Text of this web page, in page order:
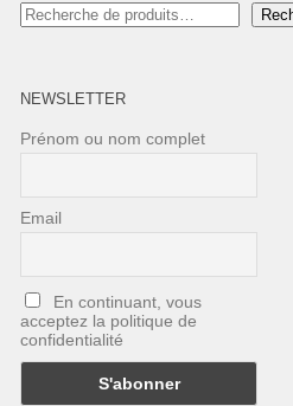
NEWSLETTER
Prénom ou nom complet
Email
En continuant, vous
acceptez la politique de
confidentialité